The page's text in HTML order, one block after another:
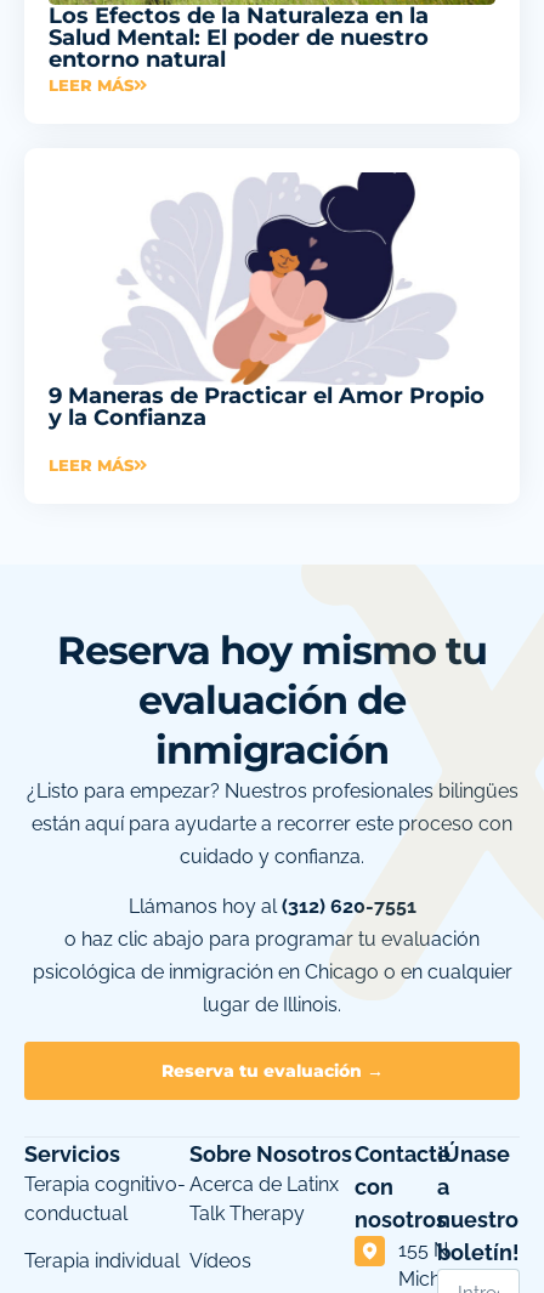
Los Efectos de la Naturaleza en la
Salud Mental: El poder de nuestro
entorno natural
LEER MÁS
9 Maneras de Practicar el Amor Propio
y la Confianza
LEER MÁS
Reserva hoy mismo tu
evaluación de
inmigración
¿Listo para empezar? Nuestros profesionales bilingües
están aquí para ayudarte a recorrer este proceso con
cuidado y confianza.
Llámanos hoy al(312) 620-7551
o haz clic abajo para programar tu evaluación
psicológica de inmigración en Chicago o en cualquier
lugar de Illinois.
Reserva tu evaluación →
Servicios
Terapia cognitivo-
conductual
Terapia individual
Sobre Nosotros
Acerca de Latinx
Talk Therapy
Vídeos
Contacte
con
nosotros
155 N
Michigan
¡Únase
a
nuestro
boletín!